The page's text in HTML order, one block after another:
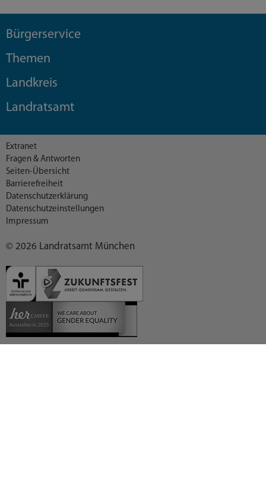
Bürgerservice
Themen
Landkreis
Landratsamt
© 2026 Landratsamt München
Extranet
Fragen & Antworten
Seiten-Übersicht
Barrierefreiheit
Datenschutzerklärung
Datenschutzeinstellungen
Impressum